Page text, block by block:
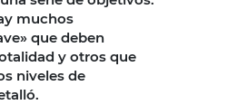
muchos
que deben
y otros que
niveles de